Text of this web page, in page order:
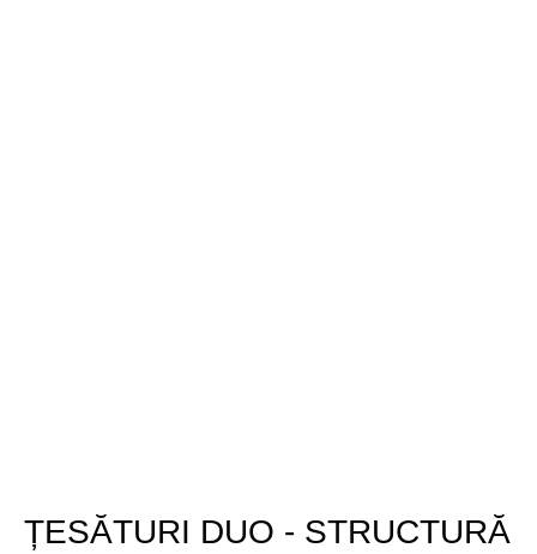
ȚESĂTURI DUO - STRUCTURĂ